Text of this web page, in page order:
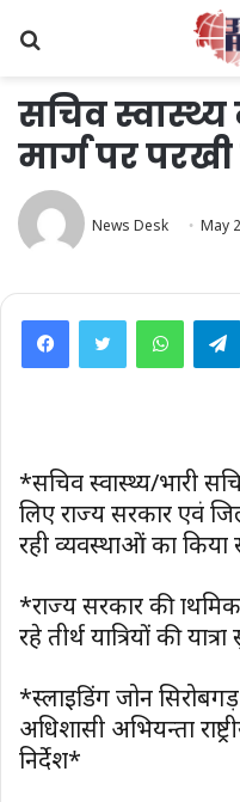
सचिव स्वास्थ्य
मार्ग पर
News Desk May
*सचिव स्वास्थ्य/प्रभारी
लिए राज्य सरकार एवं
रही व्यवस्थाओं का किया
*राज्य सरकार की
रहे तीर्थ यात्रियों की
*स्लाइडिंग जोन
अधिशासी अभियन्ता
निर्देश*